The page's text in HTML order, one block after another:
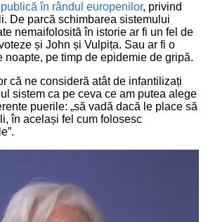
în rândul europenilor, privind
De parcă schimbarea sistemului
nemaifolosită în istorie ar fi un fel de
și John și Vulpița. Sau ar fi o
noapte, pe timp de epidemie de gripă.
că ne consideră atât de infantilizați
sistem ca pe ceva ce am putea alege
puerile: „să vadă dacă le place să
în același fel cum folosesc